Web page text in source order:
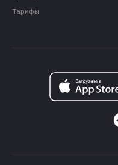
Тарифы